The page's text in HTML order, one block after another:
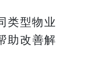
类型物业
助改善解